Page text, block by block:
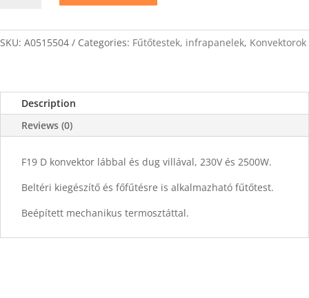
quantity
SKU: A0515504 Categories: Fűtőtestek, infrapanelek, Konvektorok
Description
Reviews (0)
F19 D konvektor lábbal és dug villával, 230V és 2500W.
Beltéri kiegészítő és főfűtésre is alkalmazható fűtőtest.
Beépített mechanikus termosztáttal.